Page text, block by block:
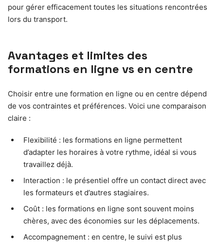
pour gérer efficacement toutes les situations rencontrées
lors du transport.
Avantages et limites des
formations en ligne vs en centre
Choisir entre une formation en ligne ou en centre dépend
de vos contraintes et préférences. Voici une comparaison
claire :
Flexibilité : les formations en ligne permettent
d’adapter les horaires à votre rythme, idéal si vous
travaillez déjà.
Interaction : le présentiel offre un contact direct avec
les formateurs et d’autres stagiaires.
Coût : les formations en ligne sont souvent moins
chères, avec des économies sur les déplacements.
Accompagnement : en centre, le suivi est plus